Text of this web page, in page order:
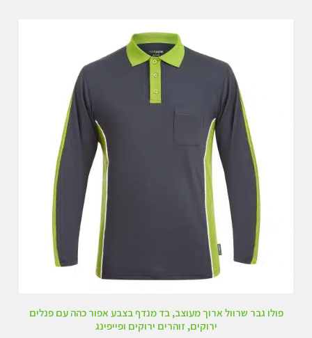
ך
פולו גבר שרוול ארוך מעוצב, בד מנדף בצבע אפור כהה עם פנלים
ירוקים, זוהרים ירוקים ופייפינג